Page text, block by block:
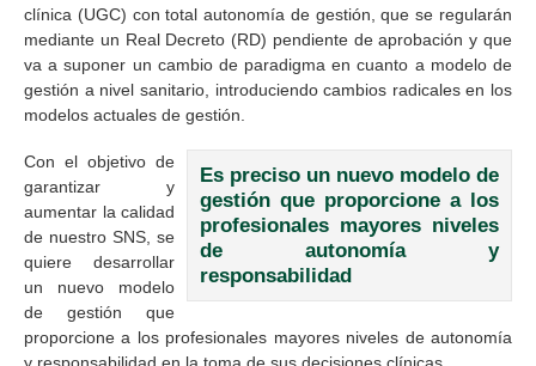
clínica (UGC) con total autonomía de gestión, que se regularán
mediante un Real Decreto (RD) pendiente de aprobación y que
va a suponer un cambio de paradigma en cuanto a modelo de
gestión a nivel sanitario, introduciendo cambios radicales en los
modelos actuales de gestión.
Es preciso un nuevo modelo de
gestión que proporcione a los
profesionales mayores niveles
de autonomía y
responsabilidad
Con el objetivo de
garantizar y
aumentar la calidad
de nuestro SNS, se
quiere desarrollar
un nuevo modelo
de gestión que
proporcione a los profesionales mayores niveles de autonomía